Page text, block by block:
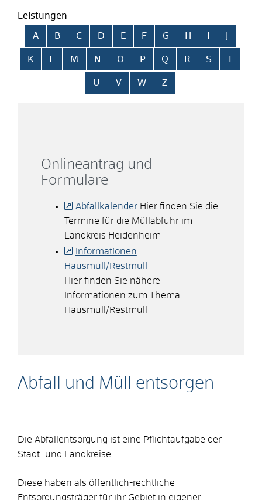
Leistungen
Alphabetisches Register überspringen
A B C D E F G H
K L M N O P Q R S T
U V W Z
Abfall und Müll entsorgen
Die Abfallentsorgung ist eine Pflichtaufgabe der
Stadt- und Landkreise.
Diese haben als öffentlich-rechtliche
Entsorgungsträger für ihr Gebiet in eigener
Onlineantrag und
Formulare
Abfallkalender Hier finden Sie die
Termine für die Müllabfuhr im
Landkreis Heidenheim
Informationen
Hausmüll/Restmüll
Hier finden Sie nähere
Informationen zum Thema
Hausmüll/Restmüll